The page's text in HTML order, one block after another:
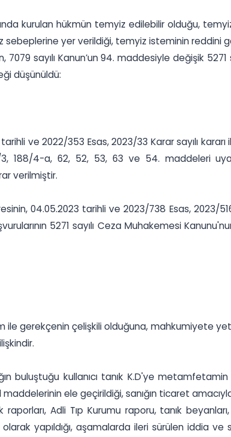
kurulan hükmün temyiz edilebilir olduğu,
yer verildiği, temyiz isteminin reddini
sayılı Kanun’un 94. maddesiyle değişik
düşünüldü:
ve 2022/353 Esas, 2023/33 Karar sayılı
3, 188/4-a, 62, 52, 53, 63 ve 54. maddeleri
verilmiştir.
04.05.2023 tarihli ve 2023/738 Esas, 2023/
5271 sayılı Ceza Muhakemesi
ile gerekçenin çelişkili olduğuna, mahkumiyete
buluştuğu kullanıcı tanık K.D'ye
ele geçirildiği, sanığın ticaret
Adli Tıp Kurumu raporu, tanık
yapıldığı, aşamalarda ileri sürülen iddia